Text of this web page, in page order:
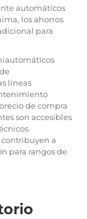
automáticos
los ahorros
para
líneas
de compra
son accesibles
contribuyen a
para rangos de